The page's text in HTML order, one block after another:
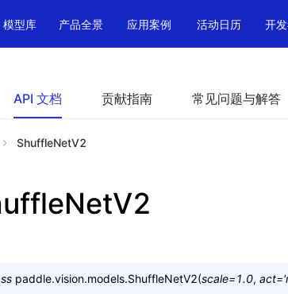
模型库 产品全景 应用案例 活动日历 开
API 文档 贡献指南 常见问题与解答
ShuffleNetV2
paddle.vision.models.ShuffleNetV2(scale=1.0, act=